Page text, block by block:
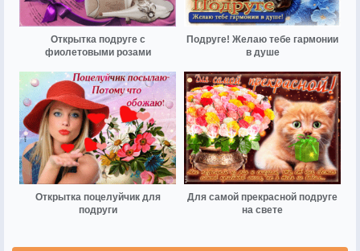
Открытка подруге с
фиолетовыми розами
Подруге! Желаю тебе гармонии
в душе
Открытка поцелуйчик для
подруги
Для самой прекрасной подруге
на свете